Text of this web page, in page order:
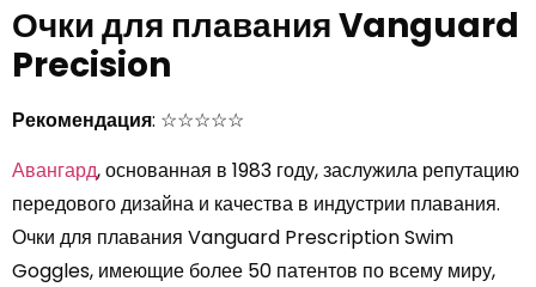
Очки для плавания Vanguard
Precision
Рекомендация: ☆☆☆☆☆
Авангард, основанная в 1983 году, заслужила репутацию
передового дизайна и качества в индустрии плавания.
Очки для плавания Vanguard Prescription Swim
Goggles, имеющие более 50 патентов по всему миру,